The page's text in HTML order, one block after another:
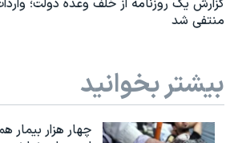
گزارش یک روزنامه از خلف وعده دولت؛
منتفی شد
بیشتر بخوانید
چهار هزار